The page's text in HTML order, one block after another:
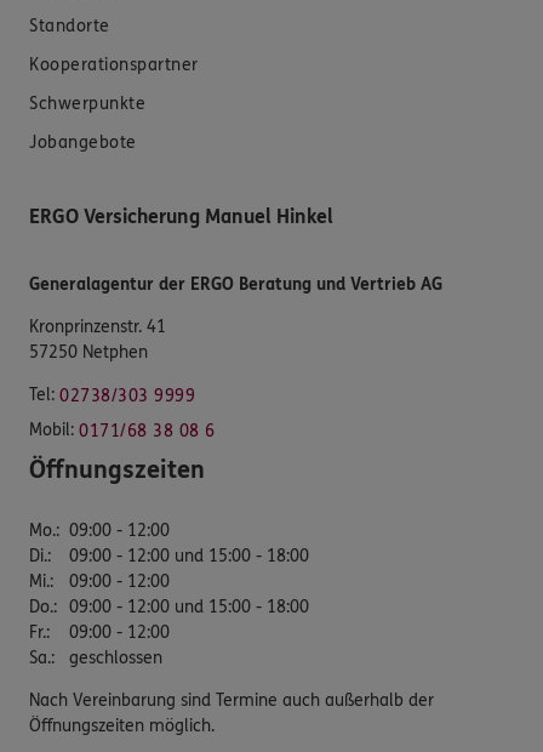
Standorte
Kooperationspartner
Schwerpunkte
Jobangebote
ERGO Versicherung Manuel Hinkel
Generalagentur der ERGO Beratung und Vertrieb AG
Kronprinzenstr. 41
57250 Netphen
Tel: 02738/303 9999
Mobil: 0171/68 38 08 6
Öffnungszeiten
Mo.: 09:00 - 12:00
Di.:
09:00 - 12:00 und 15:00 - 18:00
Mi.:
09:00 - 12:00
Do.: 09:00 - 12:00 und 15:00 - 18:00
Fr.:
09:00 - 12:00
Sa.: geschlossen
Nach Vereinbarung sind Termine auch außerhalb der
Öffnungszeiten möglich.